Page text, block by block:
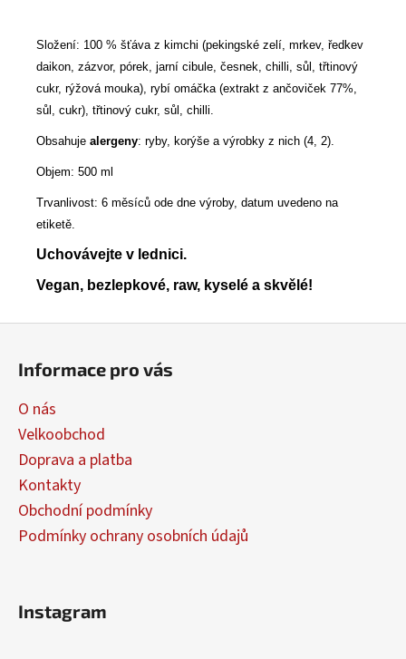
Složení: 100 % šťáva z kimchi (pekingské zelí, mrkev, ředkev
daikon, zázvor, pórek, jarní cibule, česnek, chilli, sůl, třtinový
cukr, rýžová mouka), rybí omáčka (extrakt z ančoviček 77%,
sůl, cukr), třtinový cukr, sůl, chilli.
Obsahuje alergeny: ryby, korýše a výrobky z nich (4, 2).
Objem: 500 ml
Trvanlivost: 6 měsíců ode dne výroby, datum uvedeno na
etiketě.
Uchovávejte v lednici.
Vegan, bezlepkové, raw, kyselé a skvělé!
Informace pro vás
O nás
Velkoobchod
Doprava a platba
Kontakty
Obchodní podmínky
Podmínky ochrany osobních údajů
Instagram